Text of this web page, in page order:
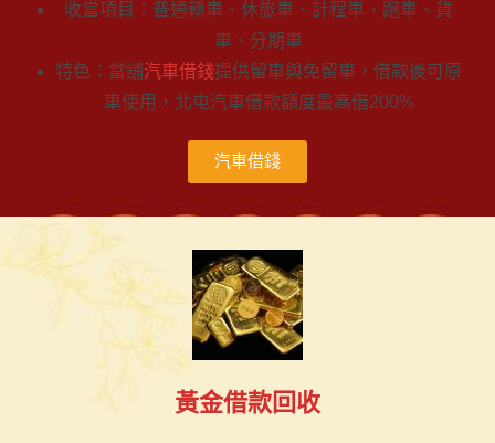
收當項目：普通轎車、休旅車、計程車、跑車、貨
車、分期車
特色：當舖汽車借錢提供留車與免留車，借款後可原
車使用，北屯汽車借款額度最高借200%
汽車借錢
黃金借款回收